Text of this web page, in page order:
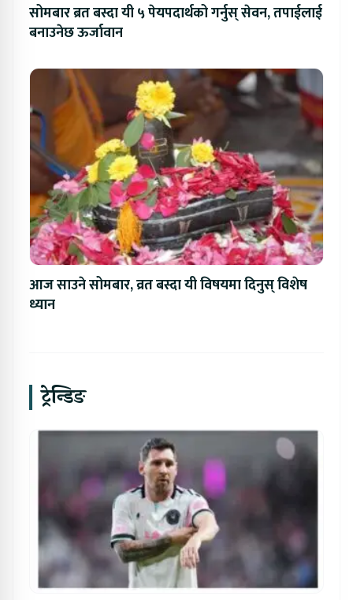
सोमबार ब्रत बस्दा यी ५ पेयपदार्थको गर्नुस् सेवन, तपाईलाई
बनाउनेछ ऊर्जावान
आज साउने सोमबार, व्रत बस्दा यी विषयमा दिनुस् विशेष
ध्यान
ट्रेन्डिङ